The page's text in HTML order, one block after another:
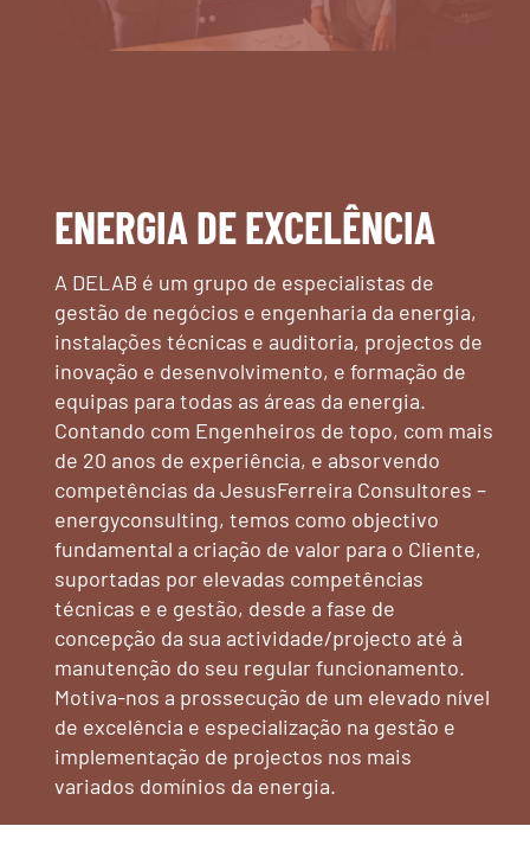
ENERGIA DE EXCELÊNCIA
A DELAB é um grupo de especialistas de
gestão de negócios e engenharia da energia,
instalações técnicas e auditoria, projectos de
inovação e desenvolvimento, e formação de
equipas para todas as áreas da energia.
Contando com Engenheiros de topo, com mais
de 20 anos de experiência, e absorvendo
competências da JesusFerreira Consultores –
energyconsulting, temos como objectivo
fundamental a criação de valor para o Cliente,
suportadas por elevadas competências
técnicas e e gestão, desde a fase de
concepção da sua actividade/projecto até à
manutenção do seu regular funcionamento.
Motiva-nos a prossecução de um elevado nível
de excelência e especialização na gestão e
implementação de projectos nos mais
variados domínios da energia.